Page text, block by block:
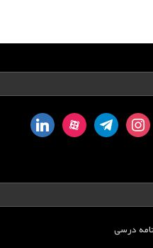
instagram
telegram
aparat
linkedin
درسی